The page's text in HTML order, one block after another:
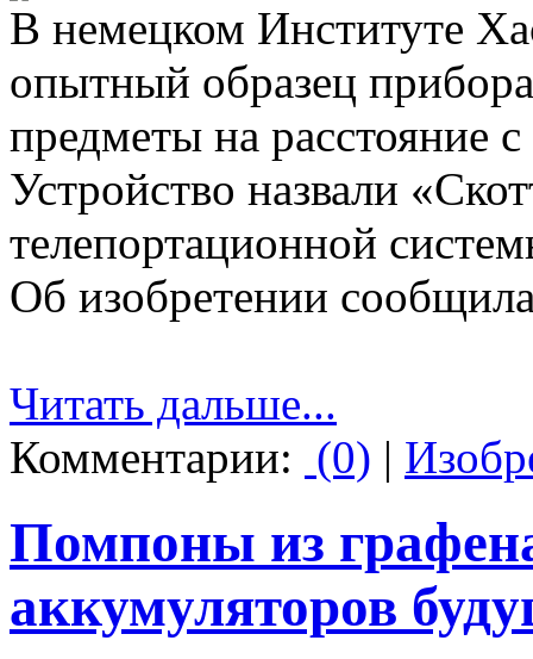
В немецком Институте
опытный образец
предметы на расстояние
Устройство назвали
телепортационной
Об изобретении
Читать дальше...
Комментарии: (0) |
Помпоны из
аккумуляторов